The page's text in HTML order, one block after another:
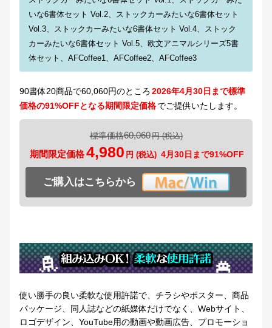
いな6書体セット Vol.2、ストックカーみたいな6書体セット
Vol.3、ストックカーみたいな6書体セット Vol.4、ストック
カーみたいな6書体セット Vol.5、欧文アニマルシリーズ5書
体セット、AFCoffee1、AFCoffee2、AFCoffee3
90書体20商品で60,060円のところ 2026年4月30日まで標準
価格の91%OFFとなる期間限定価格でご提供いたします。
標準価格60,060
期間限定価格4,980 4月30日まで91%OFF
ご購入はこちらから
使い勝手の良い柔軟な使用許諾で、チラシやポスター、商品
パッケージ、同人誌などの紙媒体だけでなく、Webサイト、
ロゴデザイン、YouTube用の動画や動画広告、プロモーショ